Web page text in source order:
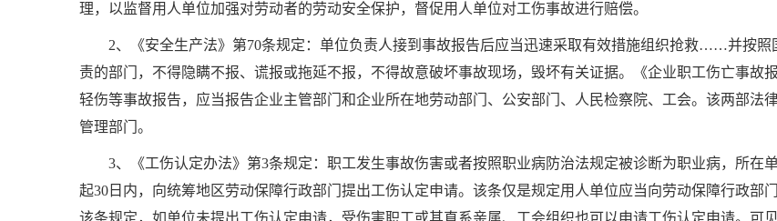
理，以监督用人单位加强对劳动者的劳动安全保护，督促用人单位对工伤事故进行赔偿。
2、《安全生产法》第70条规定：单位负责人接到事故报告后应当迅速采取有效措施组织抢救……并按照
责的部门，不得隐瞒不报、谎报或拖延不报，不得故意破坏事故现场，毁坏有关证据。《企业职工伤亡事故
轻伤等事故报告，应当报告企业主管部门和企业所在地劳动部门、公安部门、人民检察院、工会。该两部法
管理部门。
3、《工伤认定办法》第3条规定：职工发生事故伤害或者按照职业病防治法规定被诊断为职业病，所在
起30 日内，向统筹地区劳动保障行政部门提出工伤认定申请。该条仅是规定用人单位应当向劳动保障行政
该条规定，如单位未提出工伤认定申请，受伤害职工或其直系亲属、工会组织也可以申请工伤认定申请。可